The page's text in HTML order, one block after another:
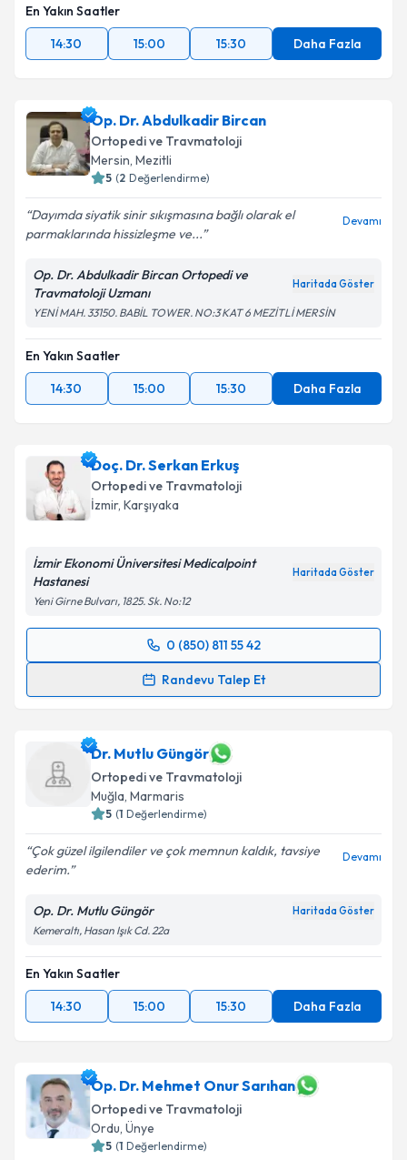
En Yakın Saatler
14:30
15:00 15:30 Daha Fazla
Op. Dr. Abdulkadir Bircan
Ortopedi ve Travmatoloji
Mersin, Mezitli
5 (2 Değerlendirme)
Dayımda siyatik sinir sıkışmasına bağlı olarak el
parmaklarında hissizleşme ve...
Devamı
Op. Dr. Abdulkadir Bircan Ortopedi ve
Travmatoloji Uzmanı
Haritada Göster
YENİ MAH. 33150. BABİL TOWER. NO:3 KAT 6 MEZİTLİ MERSİN
En Yakın Saatler
14:30
15:00 15:30 Daha Fazla
Doç. Dr. Serkan Erkuş
Ortopedi ve Travmatoloji
İzmir, Karşıyaka
İzmir Ekonomi Üniversitesi Medicalpoint
Hastanesi
Haritada Göster
Yeni Girne Bulvarı, 1825. Sk. No:12
0 (850) 811 55 42
Randevu Talep Et
Randevu Takvimi Talebi
takvim hazırlandığında e-posta ile bilgilendireceğiz.
E-posta Adresiniz
kapsamda işlenmesini kabul ediyorum.
Dr. Mutlu Güngör
Ortopedi ve Travmatoloji
Muğla, Marmaris
5 (1 Değerlendirme)
Çok güzel ilgilendiler ve çok memnun kaldık, tavsiye
ederim.
Devamı
Op. Dr. Mutlu Güngör Haritada Göster
Kemeraltı, Hasan Işık Cd. 22a
En Yakın Saatler
14:30
15:00 15:30 Daha Fazla
Op. Dr. Mehmet Onur Sarıhan
Ortopedi ve Travmatoloji
Ordu, Ünye
5 (1 Değerlendirme)